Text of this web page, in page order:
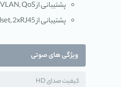
پشتیبانی از SRTP/HTTPS/TLS, VLAN, QoS
پشتیبانی از PoE, Headset, 2xRJ45 و ماژول های توسعه
ویژگی های صوتی
کیفیت صدای HD